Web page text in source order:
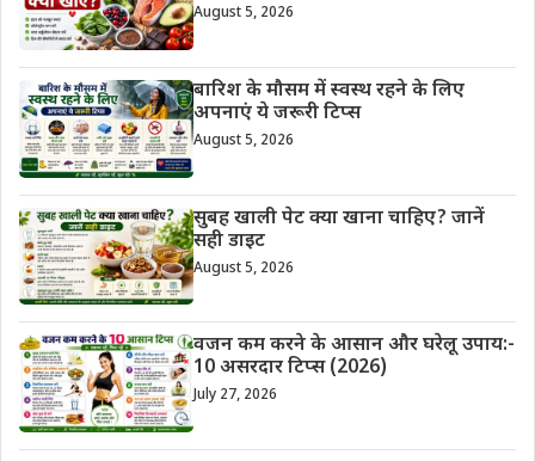
August 5, 2026
बारिश के मौसम में स्वस्थ रहने के लिए
अपनाएं ये जरूरी टिप्स
August 5, 2026
सुबह खाली पेट क्या खाना चाहिए? जानें
सही डाइट
August 5, 2026
वजन कम करने के आसान और घरेलू उपाय:-
10 असरदार टिप्स (2026)
July 27, 2026